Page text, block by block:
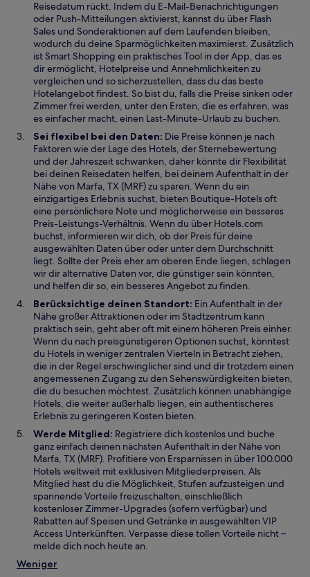
e
t
Reisedatum rückt. Indem du E-Mail-Benachrichtigungen
oder Push-Mitteilungen aktivierst, kannst du über Flash
Sales und Sonderaktionen auf dem Laufenden bleiben,
wodurch du deine Sparmöglichkeiten maximierst. Zusätzlich
ist Smart Shopping ein praktisches Tool in der App, das es
dir ermöglicht, Hotelpreise und Annehmlichkeiten zu
vergleichen und so sicherzustellen, dass du das beste
Hotelangebot findest. So bist du, falls die Preise sinken oder
Zimmer frei werden, unter den Ersten, die es erfahren, was
es einfacher macht, einen Last-Minute-Urlaub zu buchen.
Sei flexibel bei den Daten: Die Preise können je nach
Faktoren wie der Lage des Hotels, der Sternebewertung
und der Jahreszeit schwanken, daher könnte dir Flexibilität
bei deinen Reisedaten helfen, bei deinem Aufenthalt in der
Nähe von Marfa, TX (MRF) zu sparen. Wenn du ein
einzigartiges Erlebnis suchst, bieten Boutique-Hotels oft
eine persönlichere Note und möglicherweise ein besseres
Preis-Leistungs-Verhältnis. Wenn du über Hotels.com
buchst, informieren wir dich, ob der Preis für deine
ausgewählten Daten über oder unter dem Durchschnitt
liegt. Sollte der Preis eher am oberen Ende liegen, schlagen
wir dir alternative Daten vor, die günstiger sein könnten,
und helfen dir so, ein besseres Angebot zu finden.
Berücksichtige deinen Standort: Ein Aufenthalt in der
Nähe großer Attraktionen oder im Stadtzentrum kann
praktisch sein, geht aber oft mit einem höheren Preis einher.
Wenn du nach preisgünstigeren Optionen suchst, könntest
du Hotels in weniger zentralen Vierteln in Betracht ziehen,
die in der Regel erschwinglicher sind und dir trotzdem einen
angemessenen Zugang zu den Sehenswürdigkeiten bieten,
die du besuchen möchtest. Zusätzlich können unabhängige
Hotels, die weiter außerhalb liegen, ein authentischeres
Erlebnis zu geringeren Kosten bieten.
Werde Mitglied: Registriere dich kostenlos und buche
ganz einfach deinen nächsten Aufenthalt in der Nähe von
Marfa, TX (MRF). Profitiere von Ersparnissen in über 100.000
Hotels weltweit mit exklusiven Mitgliederpreisen. Als
Mitglied hast du die Möglichkeit, Stufen aufzusteigen und
spannende Vorteile freizuschalten, einschließlich
kostenloser Zimmer-Upgrades (sofern verfügbar) und
Rabatten auf Speisen und Getränke in ausgewählten VIP
Access Unterkünften. Verpasse diese tollen Vorteile nicht –
melde dich noch heute an.
Weniger